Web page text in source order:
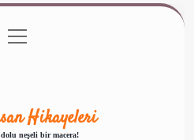
Politikası
menüyü
aç
Hikayeleri
neşeli bir macera!